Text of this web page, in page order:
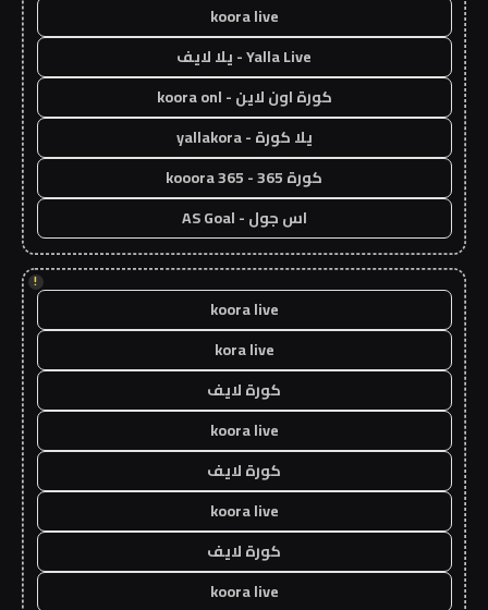
koora live
Yalla Live - يلا لايف
كورة اون لاين - koora onl
يلا كورة - yallakora
كورة 365 - kooora 365
اس جول - AS Goal
!
koora live
kora live
كورة لايف
koora live
كورة لايف
koora live
كورة لايف
koora live